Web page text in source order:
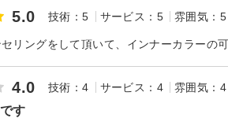
5.0 技術：5 サービス：5 雰囲気：5
リングをして頂いて、インナーカラー
4.0 技術：4 サービス：4 雰囲気：4
す